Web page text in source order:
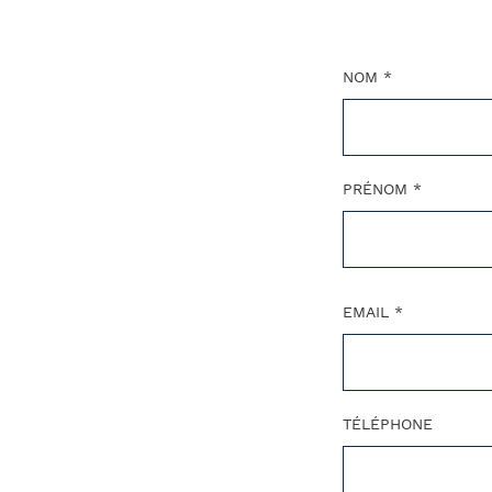
NOM *
PRÉNOM *
EMAIL *
TÉLÉPHONE